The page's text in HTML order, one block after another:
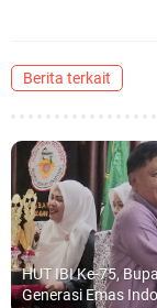
Berita terkait
HUT IBI Ke-75,
Generasi Emas